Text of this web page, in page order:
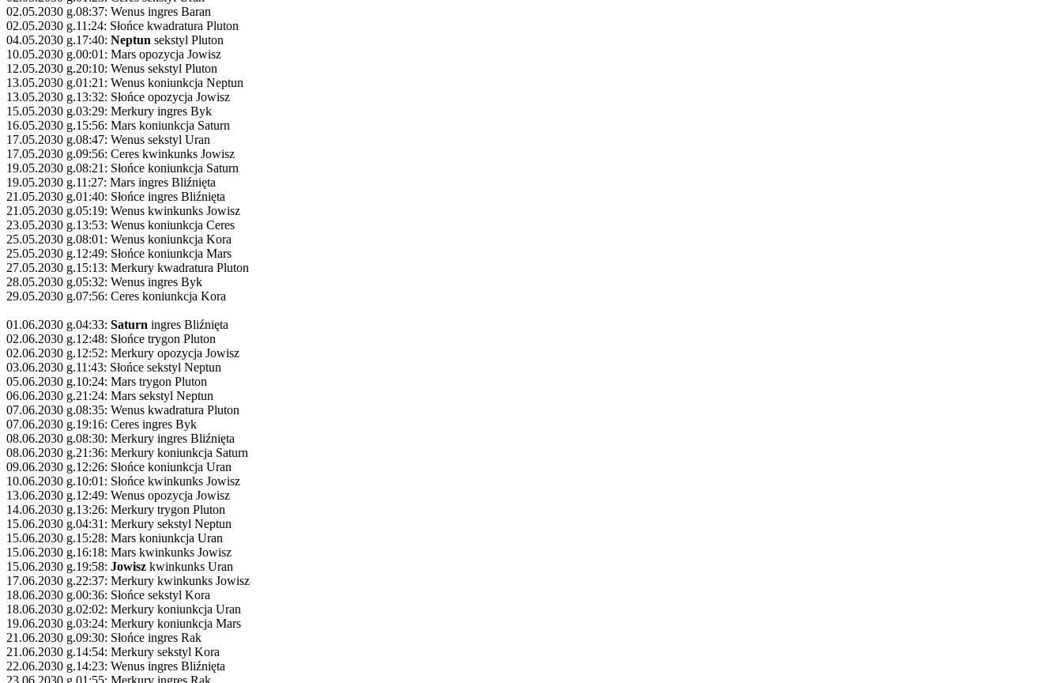
02.05.2030 g.08:37: Wenus ingres Baran
02.05.2030 g.11:24: Słońce kwadratura Pluton
04.05.2030 g.17:40: Neptun sekstyl Pluton
10.05.2030 g.00:01: Mars opozycja Jowisz
12.05.2030 g.20:10: Wenus sekstyl Pluton
13.05.2030 g.01:21: Wenus koniunkcja Neptun
13.05.2030 g.13:32: Słońce opozycja Jowisz
15.05.2030 g.03:29: Merkury ingres Byk
16.05.2030 g.15:56: Mars koniunkcja Saturn
17.05.2030 g.08:47: Wenus sekstyl Uran
17.05.2030 g.09:56: Ceres kwinkunks Jowisz
19.05.2030 g.08:21: Słońce koniunkcja Saturn
19.05.2030 g.11:27: Mars ingres Bliźnięta
21.05.2030 g.01:40: Słońce ingres Bliźnięta
21.05.2030 g.05:19: Wenus kwinkunks Jowisz
23.05.2030 g.13:53: Wenus koniunkcja Ceres
25.05.2030 g.08:01: Wenus koniunkcja Kora
25.05.2030 g.12:49: Słońce koniunkcja Mars
27.05.2030 g.15:13: Merkury kwadratura Pluton
28.05.2030 g.05:32: Wenus ingres Byk
29.05.2030 g.07:56: Ceres koniunkcja Kora
01.06.2030 g.04:33: Saturn ingres Bliźnięta
02.06.2030 g.12:48: Słońce trygon Pluton
02.06.2030 g.12:52: Merkury opozycja Jowisz
03.06.2030 g.11:43: Słońce sekstyl Neptun
05.06.2030 g.10:24: Mars trygon Pluton
06.06.2030 g.21:24: Mars sekstyl Neptun
07.06.2030 g.08:35: Wenus kwadratura Pluton
07.06.2030 g.19:16: Ceres ingres Byk
08.06.2030 g.08:30: Merkury ingres Bliźnięta
08.06.2030 g.21:36: Merkury koniunkcja Saturn
09.06.2030 g.12:26: Słońce koniunkcja Uran
10.06.2030 g.10:01: Słońce kwinkunks Jowisz
13.06.2030 g.12:49: Wenus opozycja Jowisz
14.06.2030 g.13:26: Merkury trygon Pluton
15.06.2030 g.04:31: Merkury sekstyl Neptun
15.06.2030 g.15:28: Mars koniunkcja Uran
15.06.2030 g.16:18: Mars kwinkunks Jowisz
15.06.2030 g.19:58: Jowisz kwinkunks Uran
17.06.2030 g.22:37: Merkury kwinkunks Jowisz
18.06.2030 g.00:36: Słońce sekstyl Kora
18.06.2030 g.02:02: Merkury koniunkcja Uran
19.06.2030 g.03:24: Merkury koniunkcja Mars
21.06.2030 g.09:30: Słońce ingres Rak
21.06.2030 g.14:54: Merkury sekstyl Kora
22.06.2030 g.14:23: Wenus ingres Bliźnięta
23.06.2030 g.01:55: Merkury ingres Rak